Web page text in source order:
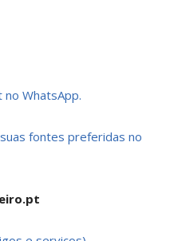
no WhatsApp.
fontes preferidas no